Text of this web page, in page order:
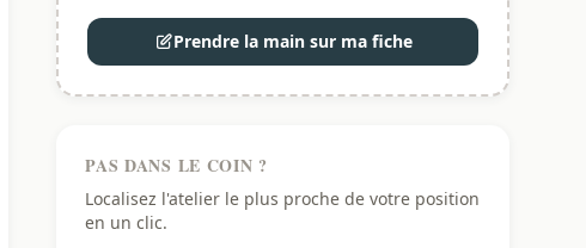
Prendre la main sur ma fiche
PAS DANS LE COIN ?
Localisez l'atelier le plus proche de votre position
en un clic.